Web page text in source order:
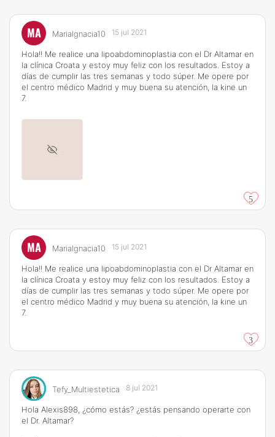
MA MariaIgnacia10 15 jul 2021
Hola!! Me realice una lipoabdominoplastia con el Dr Altamar en
la clínica Croata y estoy muy feliz con los resultados. Estoy a
días de cumplir las tres semanas y todo súper. Me opere por
el centro médico Madrid y muy buena su atención, la kine un
7.
5
MA MariaIgnacia10 15 jul 2021
Hola!! Me realice una lipoabdominoplastia con el Dr Altamar en
la clínica Croata y estoy muy feliz con los resultados. Estoy a
días de cumplir las tres semanas y todo súper. Me opere por
el centro médico Madrid y muy buena su atención, la kine un
7.
3
Tefy_Multiestetica 8 jul 2021
Hola Alexis898, ¿cómo estás? ¿estás pensando operarte con
el Dr. Altamar?